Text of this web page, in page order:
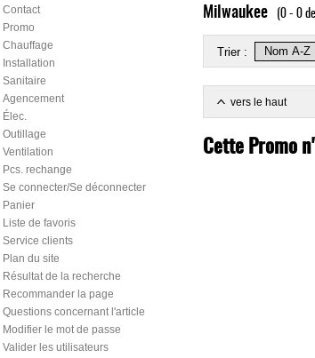
Contact
Promo
Chauffage
Installation
Sanitaire
Agencement
Élec.
Outillage
Ventilation
Pcs. rechange
Se connecter/Se déconnecter
Panier
Liste de favoris
Service clients
Plan du site
Résultat de la recherche
Recommander la page
Questions concernant l'article
Modifier le mot de passe
Valider les utilisateurs
Milwaukee (0 - 0
Trier :
vers le haut
Cette Promo